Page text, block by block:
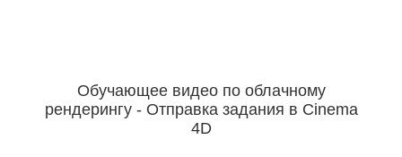
Обучающее видео по облачному
рендерингу - Отправка задания в Cinema
4D